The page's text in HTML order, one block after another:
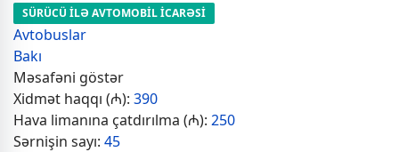
SÜRÜCÜ İLƏ AVTOMOBİL İCARƏSİ
Avtobuslar
Bakı
Məsafəni göstər
Xidmət haqqı (₼): 390
Hava limanına çatdırılma (₼): 250
Sərnişin sayı: 45